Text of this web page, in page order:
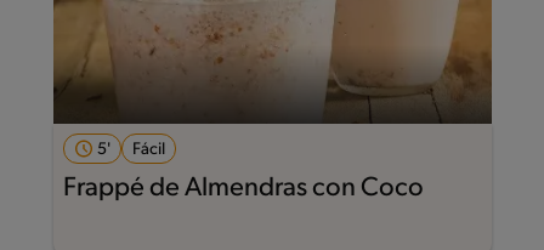
5' Fácil
Frappé de Almendras con Coco